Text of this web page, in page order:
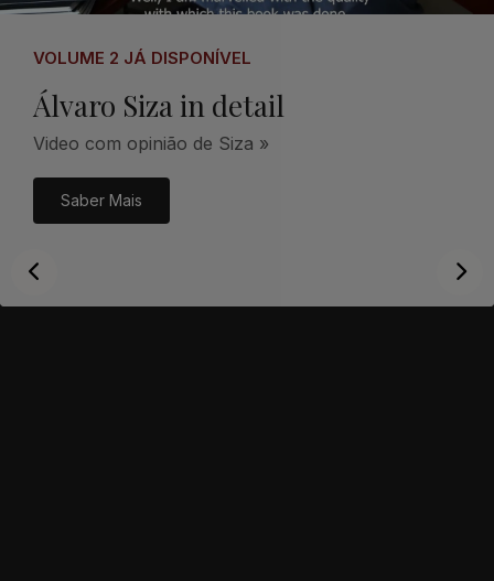
VOLUME 2 JÁ DISPONÍVEL
Álvaro Siza in detail
Video com opinião de Siza »
Saber Mais